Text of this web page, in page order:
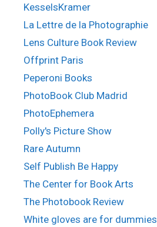
KesselsKramer
La Lettre de la Photographie
Lens Culture Book Review
Offprint Paris
Peperoni Books
PhotoBook Club Madrid
PhotoEphemera
Polly's Picture Show
Rare Autumn
Self Publish Be Happy
The Center for Book Arts
The Photobook Review
White gloves are for dummies